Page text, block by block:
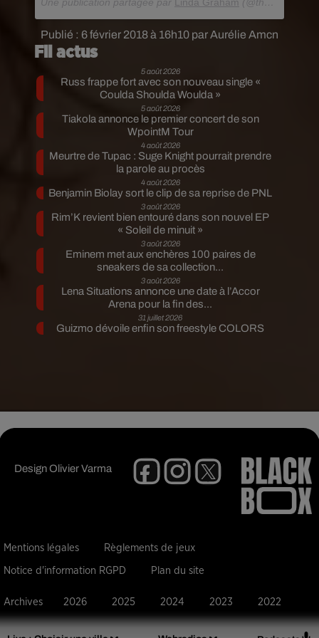
Publié : 6 février 2018 à 16h10 par Aurélie Amcn
Fil actus
5 août 2026
Russ frappe fort avec son nouveau single «
Coulda Shoulda Woulda »
5 août 2026
Tiakola annonce le premier concert de son
WpointM Tour
4 août 2026
Meurtre de Tupac : Suge Knight pourrait prendre
la parole au procès
4 août 2026
Benjamin Biolay sort le clip de sa reprise de PNL
3 août 2026
Rim’K revient bien entouré dans son nouvel EP
« Soleil de minuit »
3 août 2026
Eminem met aux enchères 100 paires de
sneakers de sa collection...
3 août 2026
Lena Situations annonce une date à l’Accor
Arena pour la fin des...
31 juillet 2026
Guizmo dévoile enfin son freestyle COLORS
DesignOlivier Varma
Mentions légales Règlements de jeux
Notice d'information RGPD Plan du site
Archives 2026 2025 2024 2023 2022